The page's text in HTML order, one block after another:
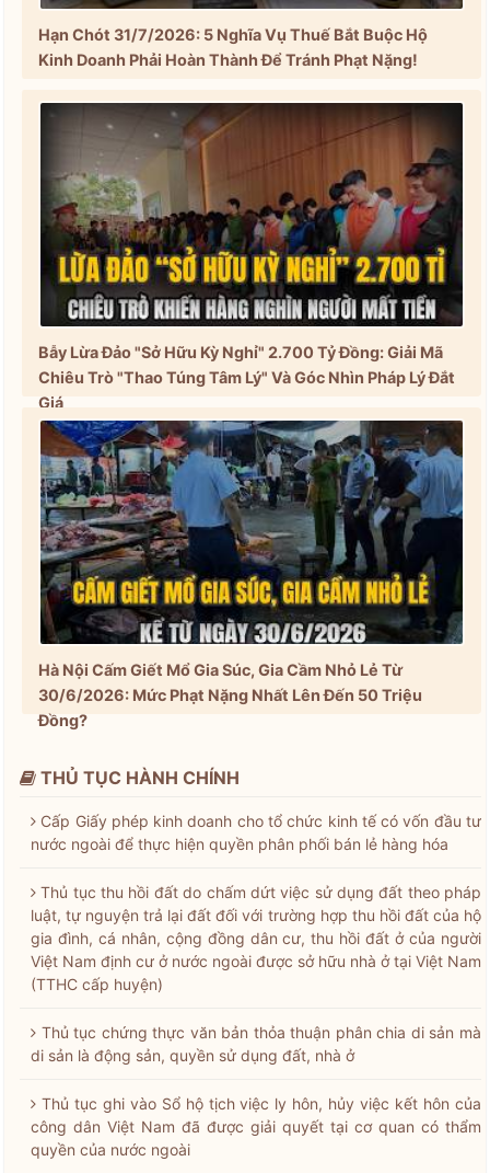
Hạn Chót 31/7/2026: 5 Nghĩa Vụ Thuế Bắt Buộc Hộ
Kinh Doanh Phải Hoàn Thành Để Tránh Phạt Nặng!
Bẫy Lừa Đảo "Sở Hữu Kỳ Nghỉ" 2.700 Tỷ Đồng: Giải Mã
Chiêu Trò "Thao Túng Tâm Lý" Và Góc Nhìn Pháp Lý Đắt
Giá
Hà Nội Cấm Giết Mổ Gia Súc, Gia Cầm Nhỏ Lẻ Từ
30/6/2026: Mức Phạt Nặng Nhất Lên Đến 50 Triệu
Đồng?
THỦ TỤC HÀNH CHÍNH
Cấp Giấy phép kinh doanh cho tổ chức kinh tế có vốn đầu tư
nước ngoài để thực hiện quyền phân phối bán lẻ hàng hóa
Thủ tục thu hồi đất do chấm dứt việc sử dụng đất theo pháp
luật, tự nguyện trả lại đất đối với trường hợp thu hồi đất của hộ
gia đình, cá nhân, cộng đồng dân cư, thu hồi đất ở của người
Việt Nam định cư ở nước ngoài được sở hữu nhà ở tại Việt Nam
(TTHC cấp huyện)
Thủ tục chứng thực văn bản thỏa thuận phân chia di sản mà
di sản là động sản, quyền sử dụng đất, nhà ở
Thủ tục ghi vào Sổ hộ tịch việc ly hôn, hủy việc kết hôn của
công dân Việt Nam đã được giải quyết tại cơ quan có thẩm
quyền của nước ngoài